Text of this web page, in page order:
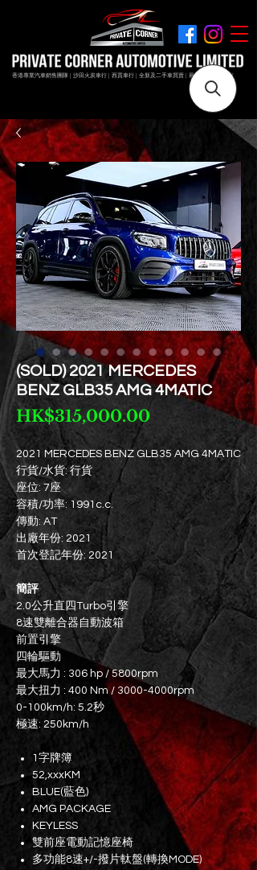
香港專業汽車銷售團隊 | 沙田火炭車行 | 西貢車行 | 全新及二手車買賣 | 最短時間極速成交
(SOLD) 2021 MERCEDES
BENZ GLB35 AMG 4MATIC
HK$315,000.00價
格
2021 MERCEDES BENZ GLB35 AMG 4MATIC
行貨/水貨: 行貨
座位: 7座
容積/功率: 1991c.c.
傳動: AT
出廠年份: 2021
首次登記年份: 2021
簡評
2.0公升直四Turbo引擎
8速雙離合器自動波箱
前置引擎
四輪驅動
最大馬力 : 306 hp / 5800rpm
最大扭力 : 400 Nm / 3000-4000rpm
0-100km/h: 5.2秒
極速: 250km/h
1字牌簿
52,xxxKM
BLUE(藍色)
AMG PACKAGE
KEYLESS
雙前座電動記憶座椅
多功能8速+/-撥片軚盤(轉換MODE)